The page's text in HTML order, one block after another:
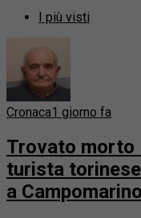
I più visti
Cronaca1 giorno fa
Trovato morto
turista
a Campomarino